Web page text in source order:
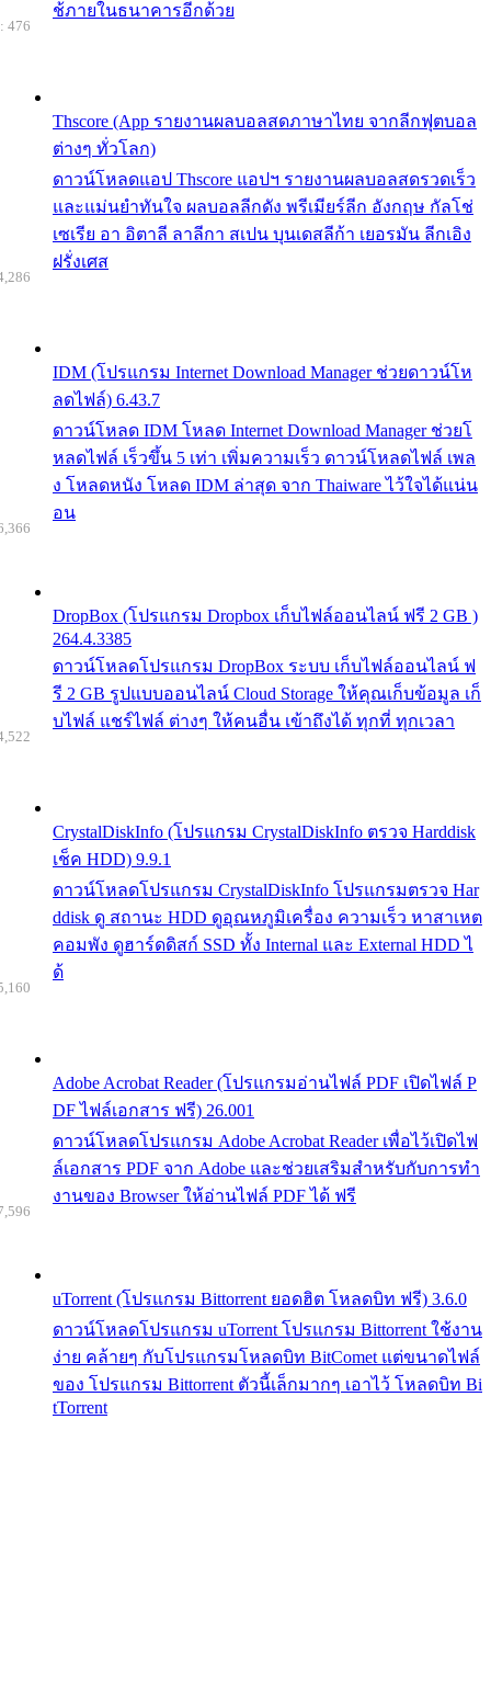
ช้ภายในธนาคารอีกด้วย
Thscore (App รายงานผลบอลสดภาษาไทย จากลีกฟุตบอล
ต่างๆ ทั่วโลก)
ดาวน์โหลดแอป Thscore แอปฯ รายงานผลบอลสดรวดเร็ว
และแม่นยำทันใจ ผลบอลลีกดัง พรีเมียร์ลีก อังกฤษ กัลโช่
เซเรีย อา อิตาลี ลาลีกา สเปน บุนเดสลีก้า เยอรมัน ลีกเอิง
ฝรั่งเศส
476
IDM (โปรแกรม Internet Download Manager ช่วยดาวน์โห
ลดไฟล์) 6.43.7
ดาวน์โหลด IDM โหลด Internet Download Manager ช่วยโ
หลดไฟล์ เร็วขึ้น 5 เท่า เพิ่มความเร็ว ดาวน์โหลดไฟล์ เพล
ง โหลดหนัง โหลด IDM ล่าสุด จาก Thaiware ไว้ใจได้แน่น
อน
DropBox (โปรแกรม Dropbox เก็บไฟล์ออนไลน์ ฟรี 2 GB )
264.4.3385
ดาวน์โหลดโปรแกรม DropBox ระบบ เก็บไฟล์ออนไลน์ ฟ
รี 2 GB รูปแบบออนไลน์ Cloud Storage ให้คุณเก็บข้อมูล เก็
บไฟล์ แชร์ไฟล์ ต่างๆ ให้คนอื่น เข้าถึงได้ ทุกที่ ทุกเวลา
CrystalDiskInfo (โปรแกรม CrystalDiskInfo ตรวจ Harddisk
เช็ค HDD) 9.9.1
ดาวน์โหลดโปรแกรม CrystalDiskInfo โปรแกรมตรวจ Har
ddisk ดู สถานะ HDD ดูอุณหภูมิเครื่อง ความเร็ว หาสาเหต
คอมพัง ดูฮาร์ดดิสก์ SSD ทั้ง Internal และ External HDD ไ
ด้
Adobe Acrobat Reader (โปรแกรมอ่านไฟล์ PDF เปิดไฟล์ P
DF ไฟล์เอกสาร ฟรี) 26.001
ดาวน์โหลดโปรแกรม Adobe Acrobat Reader เพื่อไว้เปิดไฟ
ล์เอกสาร PDF จาก Adobe และช่วยเสริมสำหรับกับการทำ
งานของ Browser ให้อ่านไฟล์ PDF ได้ ฟรี
uTorrent (โปรแกรม Bittorrent ยอดฮิต โหลดบิท ฟรี) 3.6.0
ดาวน์โหลดโปรแกรม uTorrent โปรแกรม Bittorrent ใช้งาน
ง่าย คล้ายๆ กับโปรแกรมโหลดบิท BitComet แต่ขนาดไฟล์
ของ โปรแกรม Bittorrent ตัวนี้เล็กมากๆ เอาไว้ โหลดบิท Bi
tTorrent